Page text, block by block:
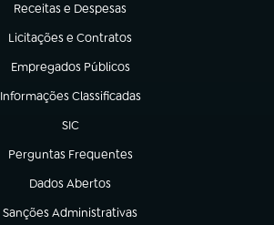
Receitas e Despesas
(abre em nova aba)
Licitações e Contratos
(abre em nova aba)
Empregados Públicos
(abre em nova aba)
Informações Classificadas
(abre em nova aba)
SIC
(abre em nova aba)
Perguntas Frequentes
(abre em nova aba)
Dados Abertos
(abre em nova aba)
Sanções Administrativas
(abre em nova aba)